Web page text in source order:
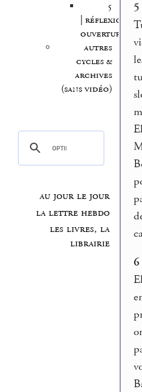
5
| réflexion,
ouvertures
autres
cycles &
archives
(sans vidéo)
au jour le jour
la lettre hebdo
les livres, la
librairie
5
6